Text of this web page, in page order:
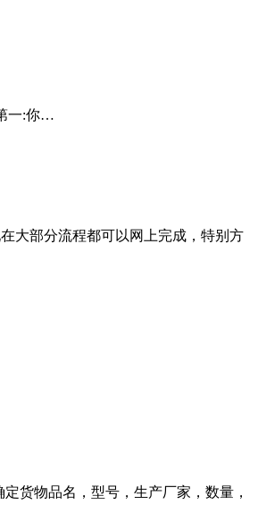
一:你…
大部分流程都可以网上完成，特别方
货物品名，型号，生产厂家，数量，